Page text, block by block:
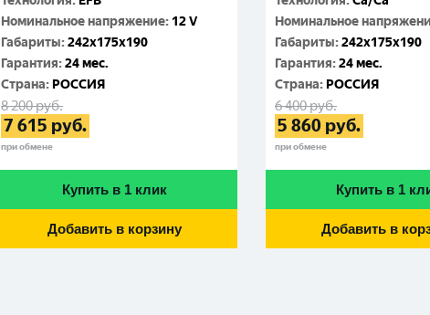
Номинальное напряжение: 12 V
Габариты:242x175x190
Гарантия:24 мес.
Cтрана: РОССИЯ
8 200руб.
7 615 руб.
при обмене
Купить в 1 клик
Добавить в корзину
Номинальное
Габариты:242x175x190
Гарантия:24 мес.
Cтрана: РОССИЯ
6 400руб.
5 860 руб.
при обмене
Купить в 1
Добавить в